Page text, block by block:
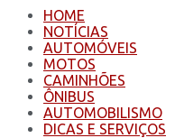
HOME
NOTÍCIAS
AUTOMÓVEIS
MOTOS
CAMINHÕES
ÔNIBUS
AUTOMOBILISMO
DICAS E SERVIÇOS